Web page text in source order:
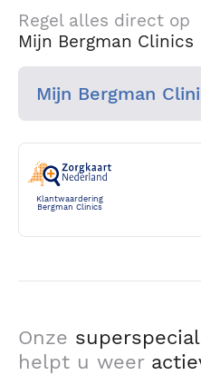
Regel alles direct op
Mijn Bergman Clinics
Mijn Bergman
Klantwaardering
Bergman Clinics
Onze
helpt u weer